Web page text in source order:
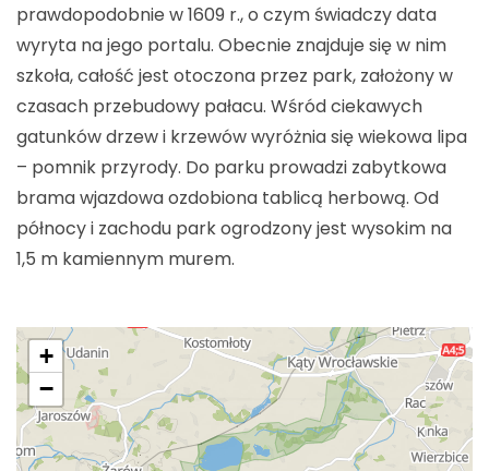
prawdopodobnie w 1609 r., o czym świadczy data
wyryta na jego portalu. Obecnie znajduje się w nim
szkoła, całość jest otoczona przez park, założony w
czasach przebudowy pałacu. Wśród ciekawych
gatunków drzew i krzewów wyróżnia się wiekowa lipa
– pomnik przyrody. Do parku prowadzi zabytkowa
brama wjazdowa ozdobiona tablicą herbową. Od
północy i zachodu park ogrodzony jest wysokim na
1,5 m kamiennym murem.
+
−